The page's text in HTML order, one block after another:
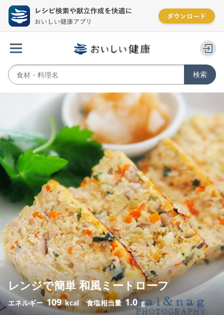
レンジで簡単 和風ミートローフ
エネルギー109 kcal 食塩相当量 1.0 g